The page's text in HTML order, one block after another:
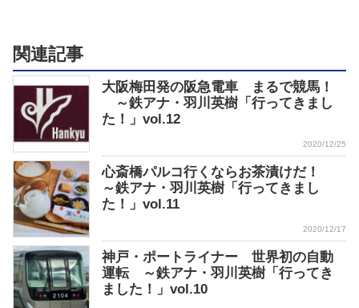
関連記事
大阪梅田発の阪急電車 まるで競馬！
～鉄アナ・羽川英樹「行ってきまし
た！」vol.12
2020/12/25
心斎橋パルコ行くならお茶漬けだ！
～鉄アナ・羽川英樹「行ってきまし
た！」vol.11
2020/12/17
神戸・ポートライナー 世界初の自動
運転 ～鉄アナ・羽川英樹「行ってき
ました！」vol.10